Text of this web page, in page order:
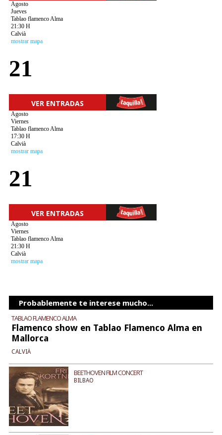
Agosto
Jueves
Tablao flamenco Alma
21:30 H
Calvià
mostrar mapa
21
VER ENTRADAS
Agosto
Viernes
Tablao flamenco Alma
17:30 H
Calvià
mostrar mapa
21
VER ENTRADAS
Agosto
Viernes
Tablao flamenco Alma
21:30 H
Calvià
mostrar mapa
Probablemente te interese mucho...
TABLAO FLAMENCO ALMA
Flamenco show en Tablao Flamenco Alma en
Mallorca
CALVIÀ
BEETHOVEN FILM CONCERT
BILBAO